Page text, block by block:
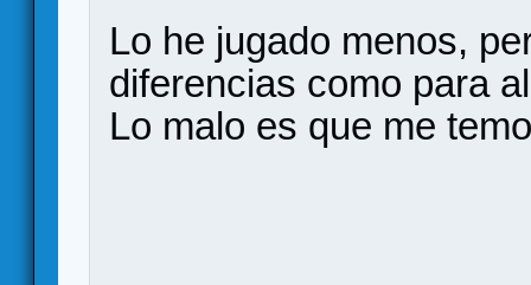
Lo he jugado menos,
diferencias como para
Lo malo es que me